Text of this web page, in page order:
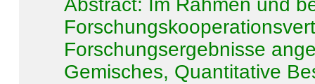
Abstract: Im Rahmen und
Forschungsergebnisse
Gemisches, Quantitative